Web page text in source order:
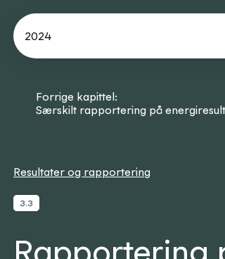
2024
Forrige kapittel:
Særskilt rapportering på
Resultater og rapportering
3.3
Rapportering